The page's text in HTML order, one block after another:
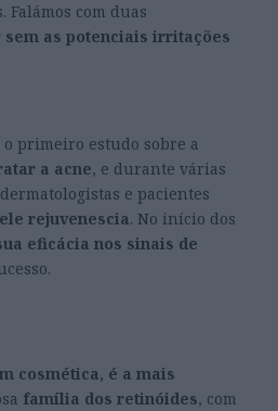
com duas
as potenciais irritações
primeiro estudo sobre a
a acne, e durante várias
e pacientes
rejuvenescia. No início dos
eficácia nos sinais de
cosmética, é a mais
família dos retinóides, com